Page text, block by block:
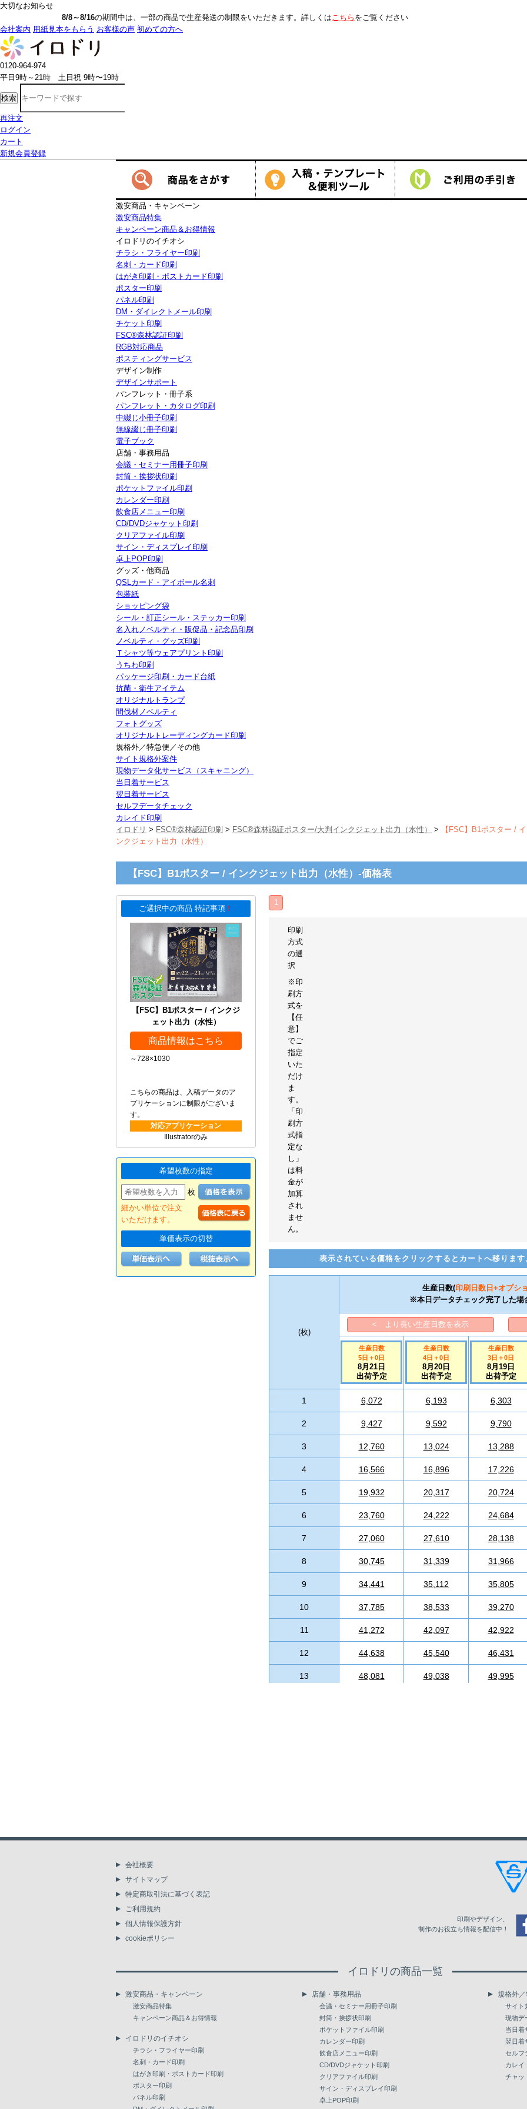
大切なお知らせ
の期間中は、一部の商品で生産発送の制限をいただきます。詳しくはこちらをご覧ください
会社案内 用紙見本をもらう お客様の声 初めての方へ
0120-964-974
平日9時～21時 土日祝 9時〜19時
検索
再注文
ログイン
カート
新規会員登録
激安商品・キャンペーン
激安商品特集
キャンペーン商品＆お得情報
イロドリのイチオシ
チラシ・フライヤー印刷
名刺・カード印刷
はがき印刷・ポストカード印刷
ポスター印刷
パネル印刷
DM・ダイレクトメール印刷
チケット印刷
FSC®森林認証印刷
RGB対応商品
ポスティングサービス
デザイン制作
デザインサポート
パンフレット・冊子系
パンフレット・カタログ印刷
中綴じ小冊子印刷
無線綴じ冊子印刷
電子ブック
店舗・事務用品
会議・セミナー用冊子印刷
封筒・挨拶状印刷
ポケットファイル印刷
カレンダー印刷
飲食店メニュー印刷
CD/DVDジャケット印刷
クリアファイル印刷
サイン・ディスプレイ印刷
卓上POP印刷
グッズ・他商品
QSLカード・アイボール名刺
包装紙
ショッピング袋
シール・訂正シール・ステッカー印刷
名入れノベルティ・販促品・記念品印刷
ノベルティ・グッズ印刷
Ｔシャツ等ウェアプリント印刷
うちわ印刷
パッケージ印刷・カード台紙
抗菌・衛生アイテム
オリジナルトランプ
間伐材ノベルティ
フォトグッズ
オリジナルトレーディングカード印刷
規格外／特急便／その他
サイト規格外案件
現物データ化サービス（スキャニング）
当日着サービス
翌日着サービス
セルフデータチェック
カレイド印刷
イロドリ > FSC®森林認証印刷 > FSC®森林認証ポスター/大判インクジェット出力（水性） >
【FSC】B1ポスター / イ
ンクジェット出力（水性）
【FSC】B1ポスター / インクジェット出力（水性）-価格表
ご選択中の商品 特記事項 ！
【FSC】B1ポスター / インクジ
ェット出力（水性）
商品情報はこちら
～728×1030
こちらの商品は、入稿データのア
プリケーションに制限がございま
す。
対応アプリケーション
Illustratorのみ
希望枚数の指定
枚
細かい単位で注文
いただけます。
単価表示の切替
1
印刷
方式
の選
択
※印
刷方
式を
【任
意】
でご
指定
いた
だけ
ま
す。
「印
刷方
式指
定な
し」
は料
金が
加算
され
ませ
ん。
表示されている価格をクリックするとカートへ移ります
(枚)
生産日数(印刷日数 日+オプシ
※本日データチェック完了した場
< より長い生産日数を表示
生産日数
5日 ＋0日
8月21日
出荷予定
生産日数
4日 ＋0日
8月20日
出荷予定
生産日数
3日 ＋0日
8月19日
出荷予定
1 6,072 6,193 6,303
2 9,427 9,592 9,790
3 12,760 13,024 13,288
4 16,566 16,896 17,226
5 19,932 20,317 20,724
6 23,760 24,222 24,684
7 27,060 27,610 28,138
8 30,745 31,339 31,966
9 34,441 35,112 35,805
10 37,785 38,533 39,270
11 41,272 42,097 42,922
12 44,638 45,540 46,431
13 48,081 49,038 49,995
20 71,742 73,183 74,613
78,342
82,071
87,780 89,518
26 93,192 95,040 96,910
27 96,745 100,606
100,254 104,247
103,785 107,932
107,305 111,595
110,814
会社概要
サイトマップ
特定商取引法に基づく表記
ご利用規約
個人情報保護方針
cookieポリシー
印刷やデザイン、
制作のお役立ち情報を配信中！
イロドリの商品一覧
激安商品・キャンペーン
激安商品特集
キャンペーン商品＆お得情報
イロドリのイチオシ
チラシ・フライヤー印刷
名刺・カード印刷
はがき印刷・ポストカード印刷
ポスター印刷
パネル印刷
店舗・事務用品
会議・セミナー用冊子印刷
封筒・挨拶状印刷
ポケットファイル印刷
カレンダー印刷
飲食店メニュー印刷
CD/DVDジャケット印刷
クリアファイル印刷
サイン・ディスプレイ印刷
卓上POP印刷
規格外
サイト
現物デ
当日着
翌日着
セルフ
カレイ
チャッ